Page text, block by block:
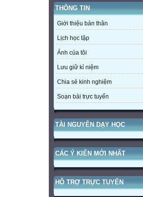
THÔNG TIN
Giới thiệu bản thân
Lịch học tập
Ảnh của tôi
Lưu giữ kỉ niệm
Chia sẻ kinh nghiệm
Soạn bài trực tuyến
TÀI NGUYÊN DẠY HỌC
CÁC Ý KIẾN MỚI NHẤT
HỖ TRỢ TRỰC TUYẾN